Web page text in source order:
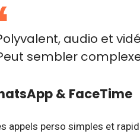
audio et
sembler
& FaceTime
appels perso simples et